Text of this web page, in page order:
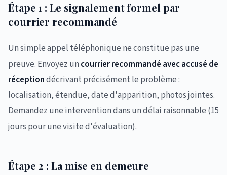
Étape 1 : Le signalement formel par
courrier recommandé
Un simple appel téléphonique ne constitue pas une
preuve. Envoyez un courrier recommandé avec accusé de
réceptiondécrivant précisément le problème :
localisation, étendue, date d'apparition, photos jointes.
Demandez une intervention dans un délai raisonnable (15
jours pour une visite d'évaluation).
Étape 2 : La mise en demeure